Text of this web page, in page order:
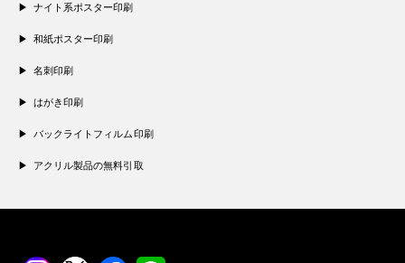
ナイト系ポスター印刷
和紙ポスター印刷
名刺印刷
はがき印刷
バックライトフィルム印刷
アクリル製品の無料引取